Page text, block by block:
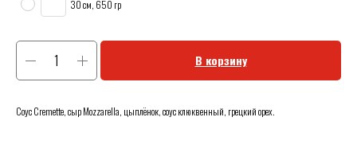
30 см, 650 гр
В корзину
Соус Cremette, сыр Mozzarella, цыплёнок, соус клюквенный, грецкий орех.